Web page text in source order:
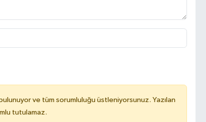
ve tüm sorumluluğu üstleniyorsunuz. Yazılan
tutulamaz.